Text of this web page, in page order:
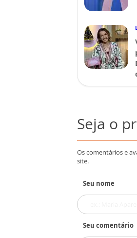
Seja o
Os comentários e
site.
Seu nome
Seu comentário